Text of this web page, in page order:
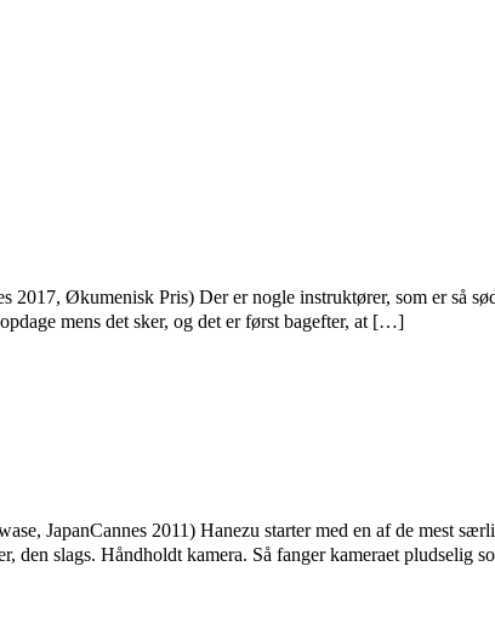
2017, Økumenisk Pris) Der er nogle instruktører, som er så
mens det sker, og det er først bagefter, at […]
JapanCannes 2011) Hanezu starter med en af de mest
den slags. Håndholdt kamera. Så fanger kameraet pludselig